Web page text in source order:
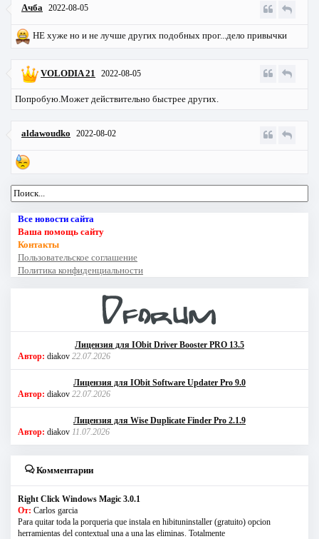
Ачба 2022-08-05
НЕ хуже но и не лучше других подобных прог...дело привычки
VOLODIA 21 2022-08-05
Попробую.Может действительно быстрее других.
aldawoudko 2022-08-02
Все новости сайта
Ваша помощь сайту
Контакты
Пользовательское соглашение
Политика конфиденциальности
Лицензия для IObit Driver Booster PRO 13.5
Автор: diakov 22.07.2026
Лицензия для IObit Software Updater Pro 9.0
Автор: diakov 22.07.2026
Лицензия для Wise Duplicate Finder Pro 2.1.9
Автор: diakov 11.07.2026
Комментарии
Right Click Windows Magic 3.0.1
От: Carlos garcia
Para quitar toda la porqueria que instala en hibituninstaller (gratuito) opcion
herramientas del contextual una a una las eliminas. Totalmente